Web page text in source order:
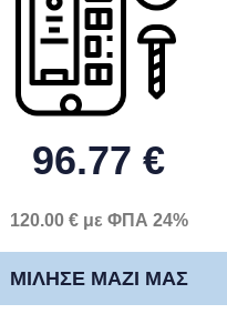
96.77 €
120.00 € με ΦΠΑ 24%
ΜΊΛΗΣΕ ΜΑΖΊ ΜΑΣ